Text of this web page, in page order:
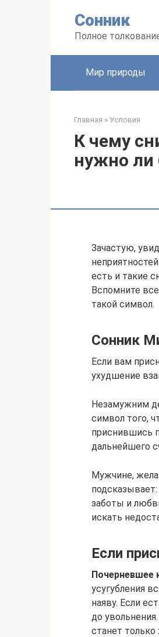
Сонник
Полное
Мир природы
Главная » Условия
К чему
нужно ли
Зачастую,
есть и такие
Вспомните
такой символ.
Сонник
Если вам
ухудшение
Незамужним
символ того,
приснившись
дальнейшего
Мужчине,
заботы и
искать
Если
Почерневшее
усугубления
наяву. Если
до
станет только